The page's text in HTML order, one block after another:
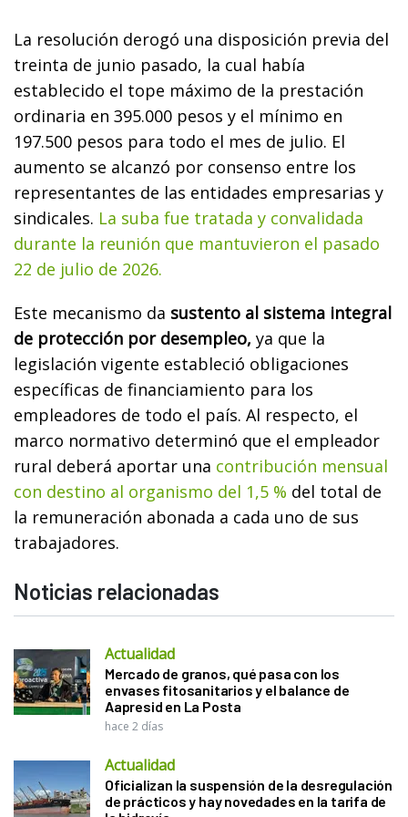
La resolución derogó una disposición previa del
treinta de junio pasado, la cual había
establecido el tope máximo de la prestación
ordinaria en 395.000 pesos y el mínimo en
197.500 pesos para todo el mes de julio. El
aumento se alcanzó por consenso entre los
representantes de las entidades empresarias y
sindicales. La suba fue tratada y convalidada
durante la reunión que mantuvieron el pasado
22 de julio de 2026.
Este mecanismo da sustento al sistema integral
de protección por desempleo, ya que la
legislación vigente estableció obligaciones
específicas de financiamiento para los
empleadores de todo el país. Al respecto, el
marco normativo determinó que el empleador
rural deberá aportar una contribución mensual
con destino al organismo del 1,5 % del total de
la remuneración abonada a cada uno de sus
trabajadores.
Noticias relacionadas
Actualidad
Mercado de granos, qué pasa con los
envases fitosanitarios y el balance de
Aapresid en La Posta
hace 2 días
Actualidad
Oficializan la suspensión de la desregulación
de prácticos y hay novedades en la tarifa de